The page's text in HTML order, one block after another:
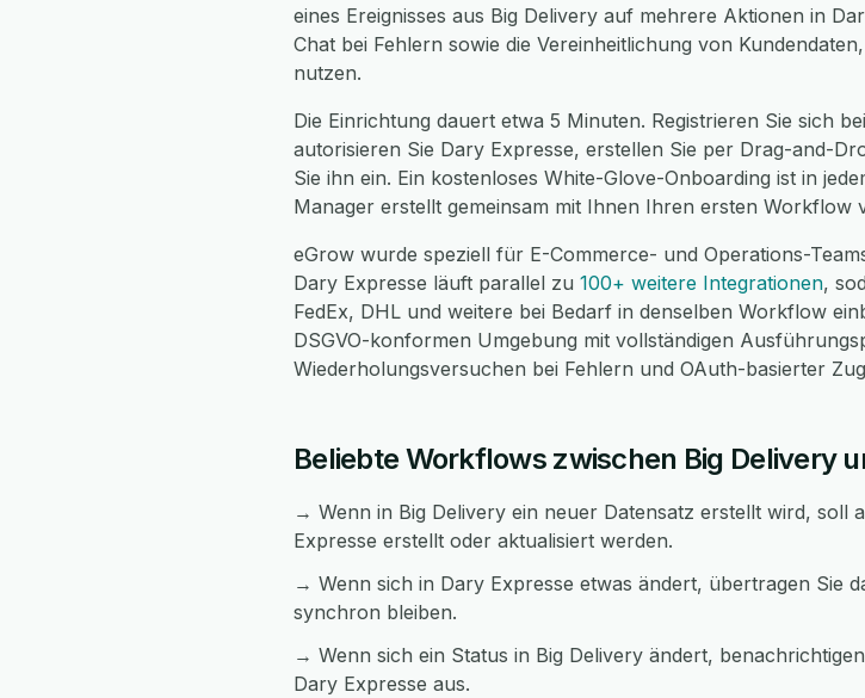
eines Ereignisses aus Big Delivery auf mehrere Aktionen in
Chat bei Fehlern sowie die Vereinheitlichung von
nutzen.
Die Einrichtung dauert etwa 5 Minuten. Registrieren Sie sich
autorisieren Sie Dary Expresse, erstellen Sie per Drag-and-
Sie ihn ein. Ein kostenloses White-Glove-Onboarding ist in
Manager erstellt gemeinsam mit Ihnen Ihren ersten Workflow
eGrow wurde speziell für E-Commerce- und Operations-
Dary Expresse läuft parallel zu 100+ weitere Integrationen,
FedEx, DHL und weitere bei Bedarf in denselben Workflow
DSGVO-konformen Umgebung mit vollständigen
Wiederholungsversuchen bei Fehlern und OAuth-basierter
Beliebte Workflows zwischen Big Delivery
→ Wenn in Big Delivery ein neuer Datensatz erstellt wird, soll
Expresse erstellt oder aktualisiert werden.
→ Wenn sich in Dary Expresse etwas ändert, übertragen Sie
synchron bleiben.
→ Wenn sich ein Status in Big Delivery ändert,
Dary Expresse aus.